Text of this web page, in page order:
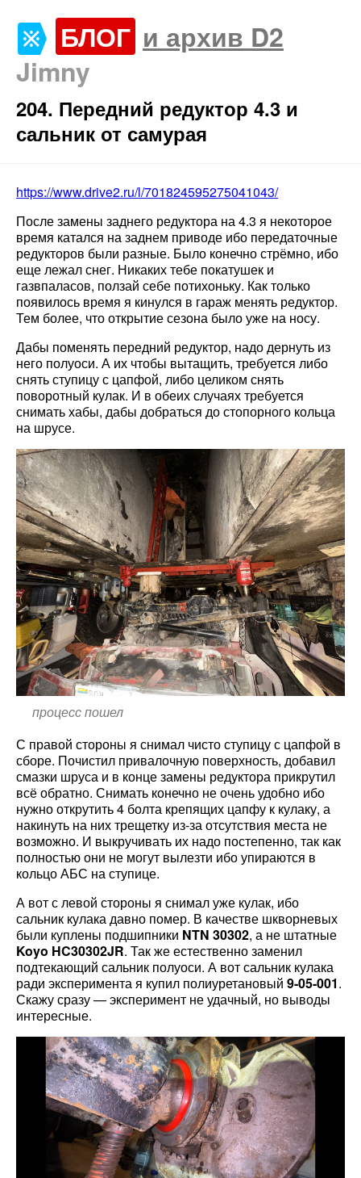
БЛОГ и архив D2
Jimny
204. Передний редуктор 4.3 и
сальник от самурая
https://www.drive2.ru/l/701824595275041043/
После замены заднего редуктора на 4.3 я некоторое
время катался на заднем приводе ибо передаточные
редукторов были разные. Было конечно стрёмно, ибо
еще лежал снег. Никаких тебе покатушек и
газвпаласов, ползай себе потихоньку. Как только
появилось время я кинулся в гараж менять редуктор.
Тем более, что открытие сезона было уже на носу.
Дабы поменять передний редуктор, надо дернуть из
него полуоси. А их чтобы вытащить, требуется либо
снять ступицу с цапфой, либо целиком снять
поворотный кулак. И в обеих случаях требуется
снимать хабы, дабы добраться до стопорного кольца
на шрусе.
процесс пошел
С правой стороны я снимал чисто ступицу с цапфой в
сборе. Почистил привалочную поверхность, добавил
смазки шруса и в конце замены редуктора прикрутил
всё обратно. Снимать конечно не очень удобно ибо
нужно открутить 4 болта крепящих цапфу к кулаку, а
накинуть на них трещетку из-за отсутствия места не
возможно. И выкручивать их надо постепенно, так как
полностью они не могут вылезти ибо упираются в
кольцо АБС на ступице.
А вот с левой стороны я снимал уже кулак, ибо
сальник кулака давно помер. В качестве шкворневых
были куплены подшипники NTN 30302, а не штатные
Koyo HC30302JR. Так же естественно заменил
подтекающий сальник полуоси. А вот сальник кулака
ради эксперимента я купил полиуретановый 9-05-001.
Скажу сразу — эксперимент не удачный, но выводы
интересные.